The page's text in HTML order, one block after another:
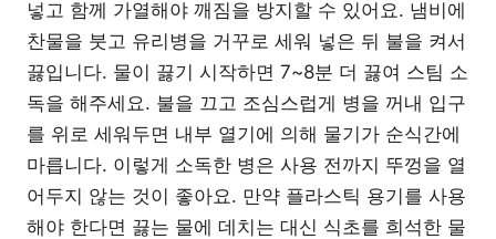
넣고 함께 가열해야 깨짐을 방지할 수 있어요. 냄비에
찬물을 붓고 유리병을 거꾸로 세워 넣은 뒤 불을 켜서
끓입니다. 물이 끓기 시작하면 7~8분 더 끓여 스팀 소
독을 해주세요. 불을 끄고 조심스럽게 병을 꺼내 입구
를 위로 세워두면 내부 열기에 의해 물기가 순식간에
마릅니다. 이렇게 소독한 병은 사용 전까지 뚜껑을 열
어두지 않는 것이 좋아요. 만약 플라스틱 용기를 사용
해야 한다면 끓는 물에 데치는 대신 식초를 희석한 물